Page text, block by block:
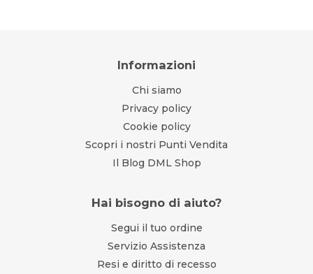
Informazioni
Chi siamo
Privacy policy
Cookie policy
Scopri i nostri Punti Vendita
Il Blog DML Shop
Hai bisogno di aiuto?
Segui il tuo ordine
Servizio Assistenza
Resi e diritto di recesso